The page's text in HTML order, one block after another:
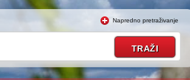
Napredno pretraživanje